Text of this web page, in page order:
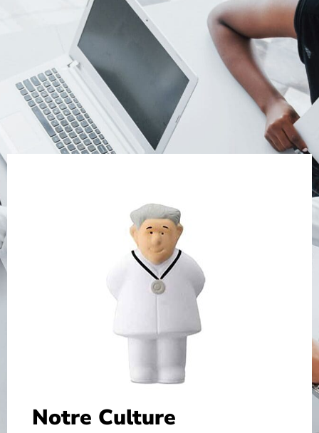
Notre Culture